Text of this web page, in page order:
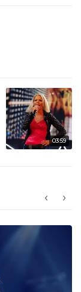
03:59